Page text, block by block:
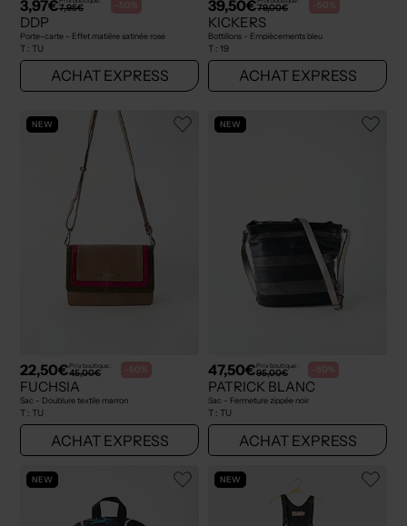
3,97€7,95€ -50%
DDP
Porte-carte - Effet matière satinée rose
T : TU
ACHAT EXPRESS
39,50€79,00€ -50%
KICKERS
Bottillons - Empiècements bleu
T : 19
ACHAT EXPRESS
NEW
22,50€Prix boutique :
45,00€ -50%
FUCHSIA
Sac - Doublure textile marron
T : TU
ACHAT EXPRESS
NEW
47,50€Prix boutique :
95,00€ -50%
PATRICK BLANC
Sac - Fermeture zippée noir
T : TU
ACHAT EXPRESS
NEW NEW